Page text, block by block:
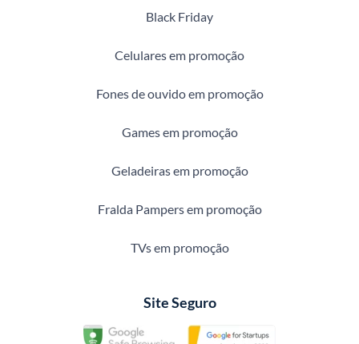
Black Friday
Celulares em promoção
Fones de ouvido em promoção
Games em promoção
Geladeiras em promoção
Fralda Pampers em promoção
TVs em promoção
Site Seguro